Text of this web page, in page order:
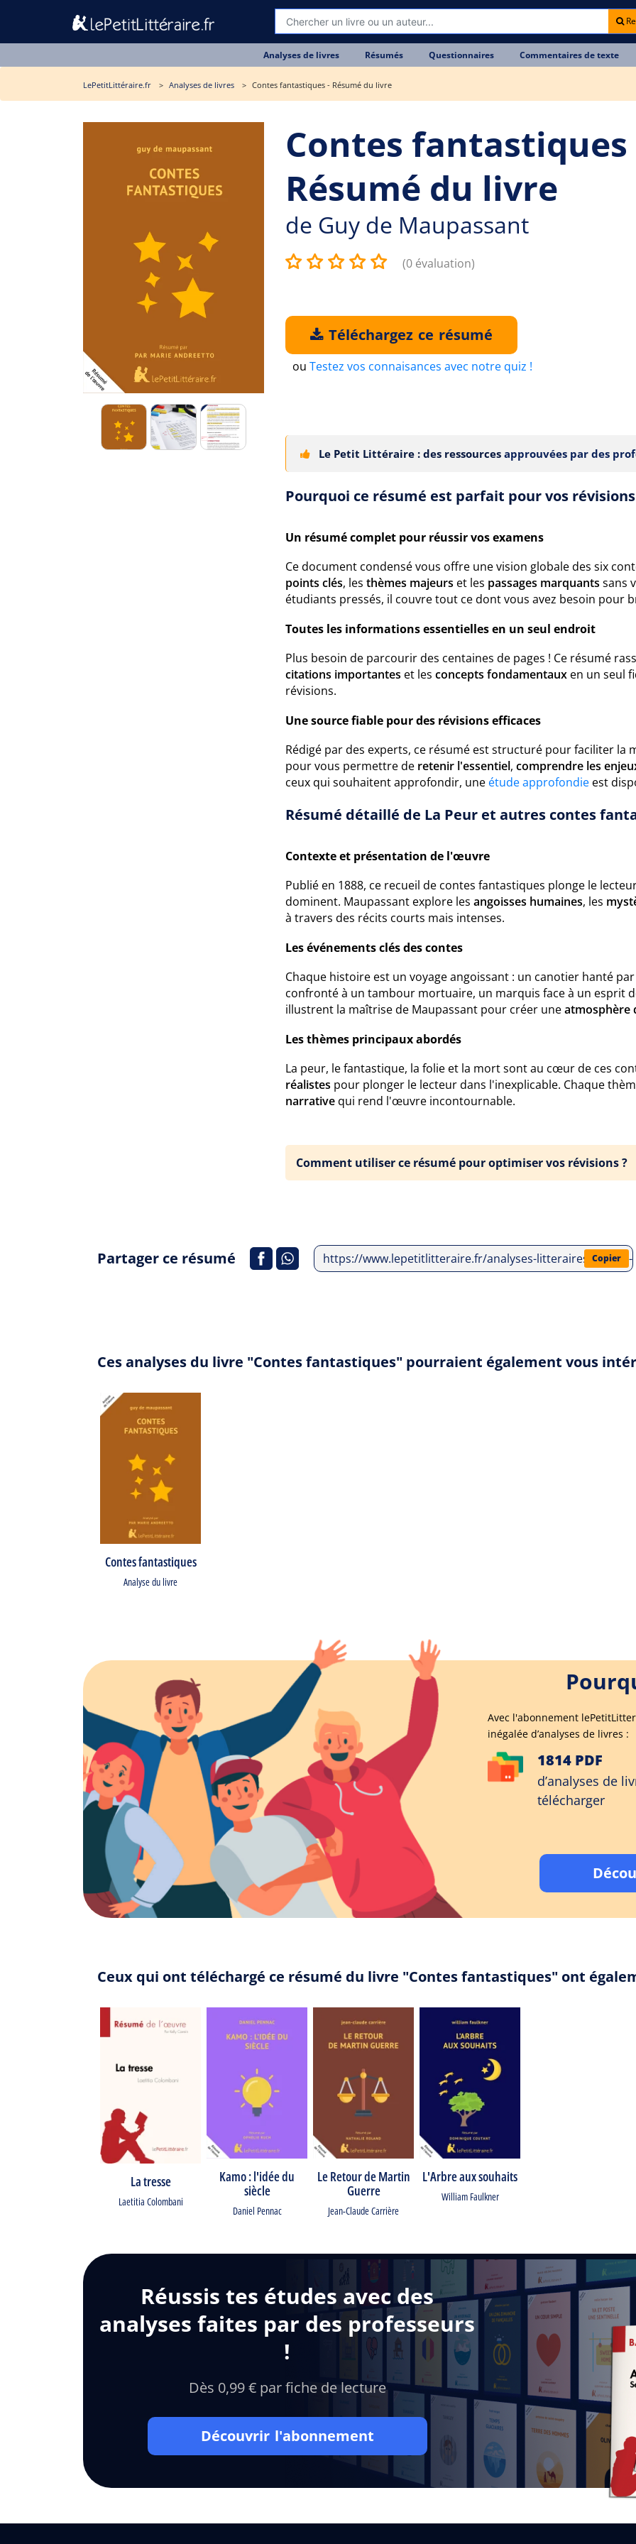
Analyses de livres Résumés Questionnaires Commentaires de texte
LePetitLittéraire.fr Analyses de livres Contes fantastiques - Résumé du livre
Contes fantastiques
Résumé du livre
de Guy de Maupassant
(0 évaluation)
Téléchargez ce résumé
ou Testez vos connaisances avec notre quiz !
Le Petit Littéraire : des ressources approuvées par des
Pourquoi ce résumé est parfait pour vos révisions
Un résumé complet pour réussir vos examens
Ce document condensé vous offre une vision globale des six
points clés, les thèmes majeurs et les passages marquants sans
étudiants pressés, il couvre tout ce dont vous avez besoin pour
Toutes les informations essentielles en un seul endroit
Plus besoin de parcourir des centaines de pages ! Ce résumé
citations importantes et les concepts fondamentaux en un seul
révisions.
Une source fiable pour des révisions efficaces
Rédigé par des experts, ce résumé est structuré pour faciliter la
pour vous permettre de retenir l'essentiel, comprendre les
ceux qui souhaitent approfondir, une étude approfondie est
Résumé détaillé de La Peur et autres contes
Contexte et présentation de l'œuvre
Publié en 1888, ce recueil de contes fantastiques plonge le
dominent. Maupassant explore les angoisses humaines, les
à travers des récits courts mais intenses.
Les événements clés des contes
Chaque histoire est un voyage angoissant : un canotier hanté
confronté à un tambour mortuaire, un marquis face à un esprit
illustrent la maîtrise de Maupassant pour créer uneatmosphère
Les thèmes principaux abordés
La peur, le fantastique, la folie et la mort sont au cœur de ces
réalistes pour plonger le lecteur dans l'inexplicable. Chaque
narrative qui rend l'œuvre incontournable.
Comment utiliser ce résumé pour optimiser vos révisions ?
Partager ce résumé https://www.lepetitlitteraire.fr/analyses-litteraires/guy-de-
Copier
Ces analyses du livre "Contes fantastiques" pourraient également vous
Contes fantastiques
Analyse du livre
Avec l'abonnement
inégalée d’analyses de livres :
1814 PDF
d’analyses de
télécharger
Ceux qui ont téléchargé ce résumé du livre "Contes fantastiques" ont
La tresse
Laetitia Colombani
Kamo : l'idée du
siècle
Daniel Pennac
Le Retour de Martin
Guerre
Jean-Claude Carrière
L'Arbre aux souhaits
William Faulkner
Réussis tes études avec des
analyses faites par des professeurs
!
Dès 0,99 € par fiche de lecture
Découvrir l'abonnement